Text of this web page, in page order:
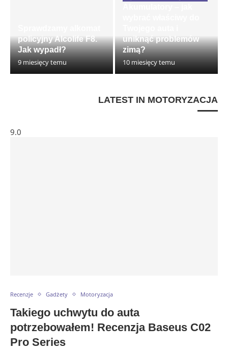
policyjny Alcolife F8.
Jak wypadł?
9 miesięcy temu
uniknąć problemów
zimą?
10 miesięcy temu
LATEST IN MOTORYZACJA
9.0
Recenzje Gadżety Motoryzacja
Takiego uchwytu do auta
potrzebowałem! Recenzja Baseus C02
Pro Series